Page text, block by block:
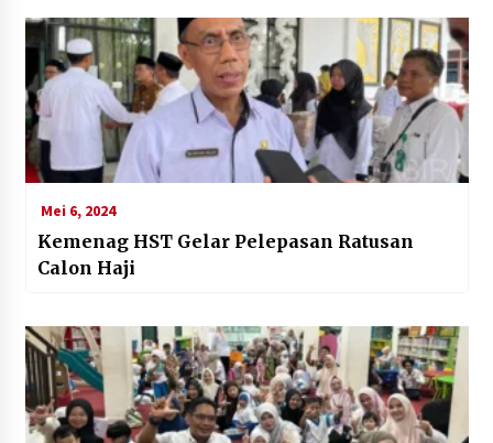
Mei 6, 2024
Kemenag HST Gelar Pelepasan Ratusan
Calon Haji